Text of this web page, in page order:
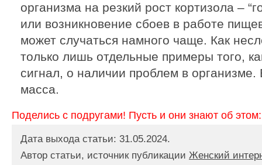
организма на резкий рост кортизола –
или возникновение сбоев в работе
может случаться намного чаще. Как
только лишь отдельные примеры того,
сигнал, о наличии проблем в
масса.
Поделись с подругами! Пусть и они знают об этом:
Дата выхода статьи: 31.05.2024.
Автор статьи, источник публикации Женский